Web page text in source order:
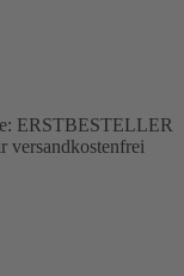
ERSTBESTELLER
versandkostenfrei